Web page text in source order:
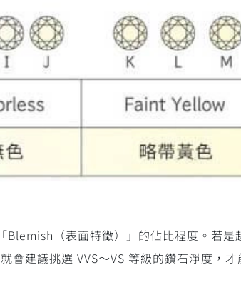
（表面特徵）」的佔比程度。若
會建議挑選 VVS～VS 等級的鑽石淨度，